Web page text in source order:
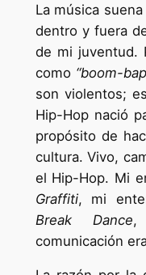
La música
dentro y fuera
de mi juventud.
como “boom-
son violentos;
Hip-Hop nació
propósito de
cultura. Vivo,
el Hip-Hop. Mi
Graffiti, mi
Break Dance,
comunicación